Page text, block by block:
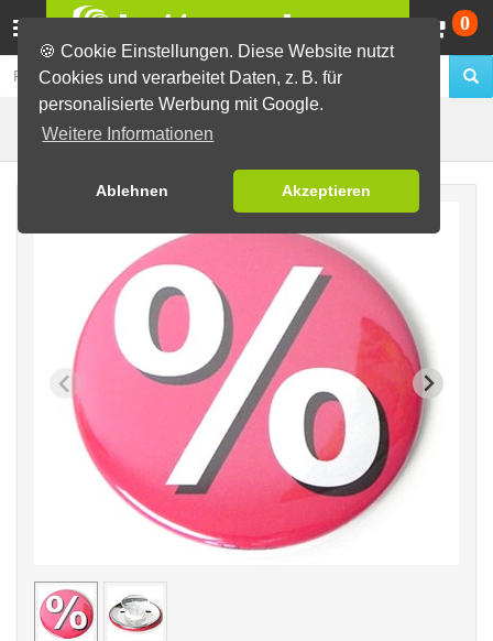
🍪 Cookie Einstellungen. Diese Website nutzt
Cookies und verarbeitet Daten, z. B. für
personalisierte Werbung mit Google.
Weitere Informationen
Ablehnen Akzeptieren
0
Fertig-Sortiment Sale Buttons
< /picture>